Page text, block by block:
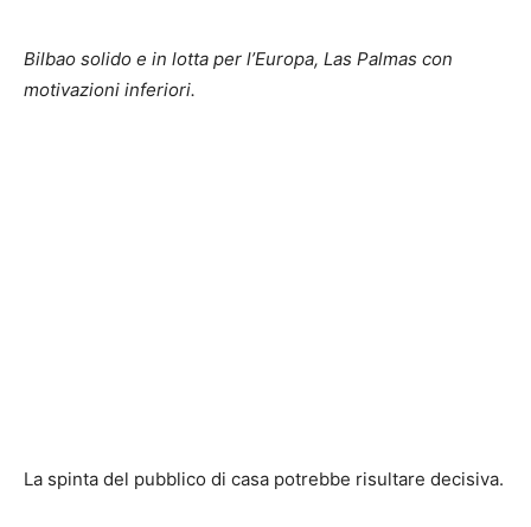
Bilbao solido e in lotta per l’Europa, Las Palmas con
motivazioni inferiori.
La spinta del pubblico di casa potrebbe risultare decisiva.